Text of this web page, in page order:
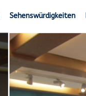
Sehenswürdigkeiten